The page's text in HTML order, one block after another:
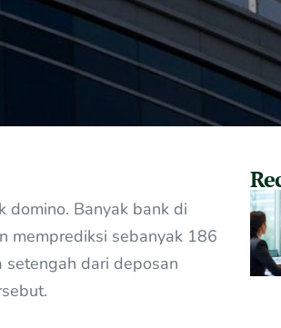
domino. Banyak bank di
memprediksi sebanyak 186
dari deposan